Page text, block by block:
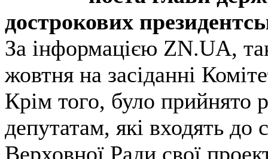
дострокових
За інформацією ZN.UA,
жовтня на засіданні
Крім того, було прийнято
депутатам, які входять
Верховної Ради свої